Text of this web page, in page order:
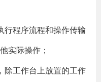
行程序流程和操作传输
实际操作；
除工作台上放置的工作